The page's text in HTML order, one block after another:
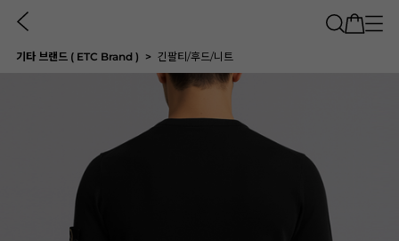
기타 브랜드 ( ETC Brand ) 긴팔티/후드/니트